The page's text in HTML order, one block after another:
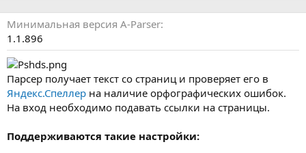
д
н
я
Минимальная версия A-Parser
1.1.896
Парсер получает текст со страниц и проверяет его в
Яндекс.Спеллер на наличие орфографических ошибок.
На вход необходимо подавать ссылки на страницы.
Поддерживаются такие настройки: